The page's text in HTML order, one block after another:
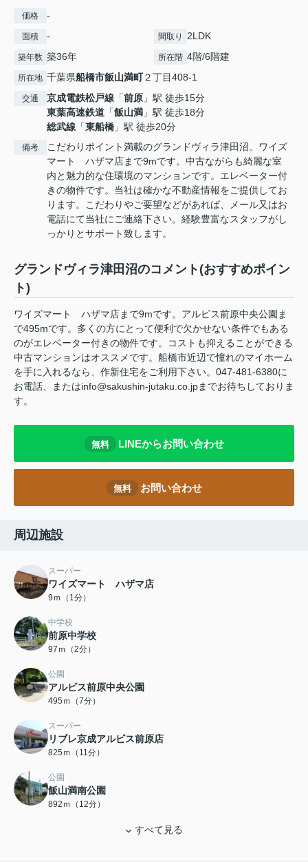
価格 -
面積 - 間取り 2LDK
築年数 築36年 所在階 4階/6階建
所在地 千葉県船橋市飯山満町２丁目408-1
交通 京成電鉄松戸線 「前原 」駅 徒歩15分
東葉高速鉄道 「飯山満 」駅 徒歩18分
総武線 「東船橋 」駅 徒歩20分
備考
こだわりポイント満載のグランドヴィラ津田沼。ワイズ
マート ハザマ店まで9mです。中古ながらも綺麗な室
内と魅力的な住環境のマンションです。エレベーター付
きの物件です。当社は確かな不動産情報をご提供してお
ります。こだわりやご要望などがあれば、メール又はお
電話にて当社にご連絡下さい。経験豊富なスタッフがし
っかりとサポート致します。
グランドヴィラ津田沼のコメント(おすすめポイン
ト)
ワイズマート ハザマ店まで9mです。アルビス前原中央公園ま
で495mです。多くの方にとって便利で欠かせない条件でもある
のがエレベーター付きの物件です。コストも抑えることができる
中古マンションはオススメです。船橋市近辺で憧れのマイホーム
を手に入れるなら、作新住宅をご利用下さい。047-481-6380に
お電話、またはinfo@sakushin-jutaku.co.jpまでお待ちしておりま
す。
無料 LINEからお問い合わせ
無料 お問い合わせ
周辺施設
スーパー
ワイズマート ハザマ店
9ｍ（1分）
中学校
前原中学校
97ｍ（2分）
公園
アルビス前原中央公園
495ｍ（7分）
スーパー
リブレ京成アルビス前原店
825ｍ（11分）
公園
飯山満南公園
892ｍ（12分）
すべて見る